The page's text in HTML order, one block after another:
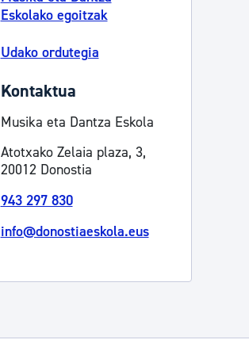
Eskolako egoitzak
Udako ordutegia
Kontaktua
Musika eta Dantza Eskola
Atotxako Zelaia plaza, 3,
20012 Donostia
943 297 830
info@donostiaeskola.eus